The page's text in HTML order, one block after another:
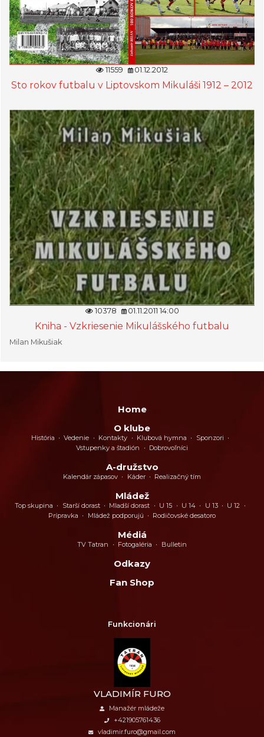
11559 01.12.2012
Sto rokov futbalu v Liptovskom Mikuláši 1912 – 2012
10378 01.11.2011 14:00
Kniha - Vzkriesenie Mikulášského futbalu
Milan Mikušiak
Home
O klube
História Vedenie Kontakty Klubová hymna
Sponzori
Vstupenky a štadión
Dobrovoľníci
A-družstvo
Kalendár zápasov Káder Realizačný tím
Mládež
Top skupina Starší dorast Mladší dorast U 15 U 14 U 13
U 12
Prípravka
Mládež podporujú Rodičovské desatoro
Médiá
TV Tatran Fotogaléria Bulletin
Odkazy
Fan Shop
Funkcionári
VLADIMÍR FURO
Manažér mládeže
+421905761436
vladimir.furo@gmail.com